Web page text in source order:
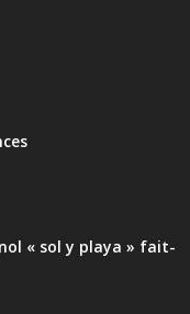
« sol y playa » fait-